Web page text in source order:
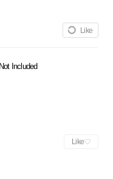
Like
Included
Like